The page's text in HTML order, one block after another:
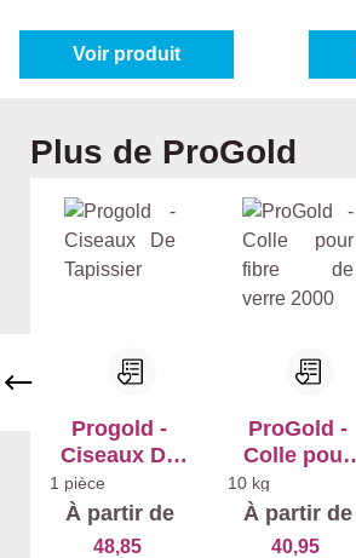
Voir produit
Ignorer la galerie de produits
Plus de ProGold
Progold -
Ciseaux De
Tapissier
1 pièce
À partir de
48,85
ProGold -
Colle pour
fibre de verre
2000
10 kg
À partir de
40,95